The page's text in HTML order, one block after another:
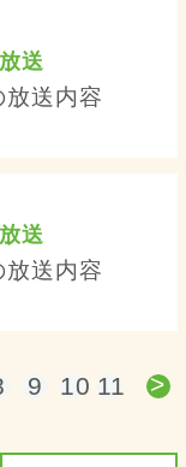
送
送内容
送
送内容
9 10 11 >